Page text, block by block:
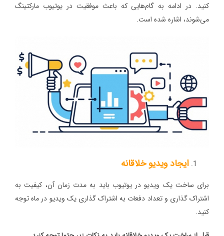
کنید. در ادامه به گام‌هایی که باعث موفقیت در یوتیوب مارکتینگ
می‌شوند، اشاره شده است.
ایجاد ویدیو خلاقانه
برای ساخت یک ویدیو در یوتیوب باید به مدت زمان آن، کیفیت به
اشتراک گذاری و تعداد دفعات به اشتراک گذاری یک ویدیو در ماه توجه
کنید.